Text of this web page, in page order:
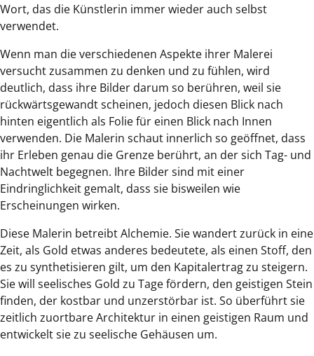
Wort, das die Künstlerin immer wieder auch selbst
verwendet.
Wenn man die verschiedenen Aspekte ihrer Malerei
versucht zusammen zu denken und zu fühlen, wird
deutlich, dass ihre Bilder darum so berühren, weil sie
rückwärtsgewandt scheinen, jedoch diesen Blick nach
hinten eigentlich als Folie für einen Blick nach Innen
verwenden. Die Malerin schaut innerlich so geöffnet, dass
ihr Erleben genau die Grenze berührt, an der sich Tag- und
Nachtwelt begegnen. Ihre Bilder sind mit einer
Eindringlichkeit gemalt, dass sie bisweilen wie
Erscheinungen wirken.
Diese Malerin betreibt Alchemie. Sie wandert zurück in eine
Zeit, als Gold etwas anderes bedeutete, als einen Stoff, den
es zu synthetisieren gilt, um den Kapitalertrag zu steigern.
Sie will seelisches Gold zu Tage fördern, den geistigen Stein
finden, der kostbar und unzerstörbar ist. So überführt sie
zeitlich zuortbare Architektur in einen geistigen Raum und
entwickelt sie zu seelische Gehäusen um.